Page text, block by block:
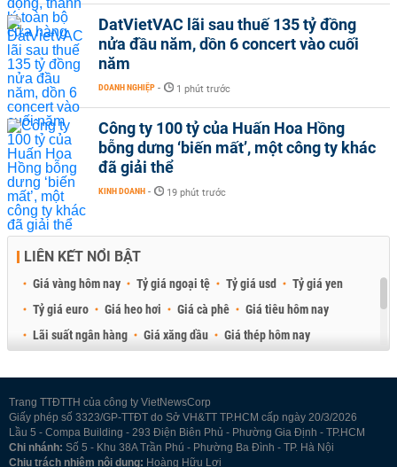
DatVietVAC lãi sau thuế 135 tỷ đồng
nửa đầu năm, dồn 6 concert vào cuối
năm
DOANH NGHIỆP - 1 phút trước
Công ty 100 tỷ của Huấn Hoa Hồng
bỗng dưng ‘biến mất’, một công ty khác
đã giải thể
KINH DOANH - 19 phút trước
LIÊN KẾT NỔI BẬT
Giá vàng hôm nay Tỷ giá ngoại tệ Tỷ giá usd
Tỷ giá yen
Tỷ giá euro
Giá heo hơi Giá cà phê
Giá tiêu hôm nay
Lãi suất ngân hàng
Giá xăng dầu
Giá thép hôm nay
Trang TTĐTTH của công ty VietNewsCorp
Giấy phép số 3323/GP-TTĐT do Sở VH&TT TP.HCM cấp ngày 20/3/2026
Lầu 5 - Compa Building - 293 Điện Biên Phủ - Phường Gia Định - TP.HCM
Chi nhánh: Số 5 - Khu 38A Trần Phú - Phường Ba Đình - TP. Hà Nội
Chịu trách nhiệm nội dung: Hoàng Hữu Lợi